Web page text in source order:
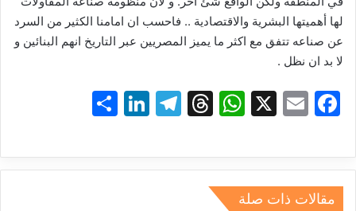
لها أهميتها البشرية والاقتصادية .. فاحسب ان امامنا الكثير من السرد
عن صناعه تتفق مع اكثر ما يميز المصريين عبر التاريخ انهم البنائين و
لا بد ان نظل .
F
c
e
E
ai
l
X
W
at
s
T
e
a
T
e
gr
Li
k
e
ar
e
مقالات ذات صلة